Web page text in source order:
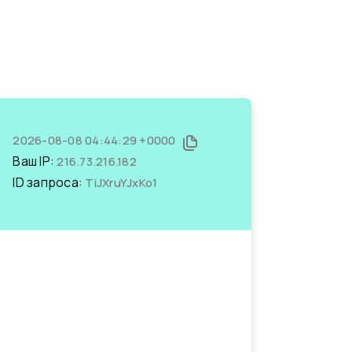
2026-08-08 04:44:29 +0000
Ваш IP:216.73.216.182
ID запроса: TiJXruYJxKo1